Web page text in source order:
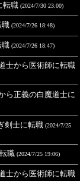
転職 (2024/7/30 23:00)
職 (2024/7/26 18:48)
職 (2024/7/26 18:47)
士から医術師に転職
ら正義の白魔道士に
剣士に転職 (2024/7/25
職 (2024/7/25 19:06)
士から医術師に転職